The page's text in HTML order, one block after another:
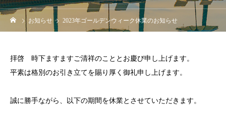
お知らせ 2023年ゴールデンウィーク休業のお知らせ
拝啓 時下ますますご清祥のこととお慶び申し上げます。
平素は格別のお引き立てを賜り厚く御礼申し上げます。
誠に勝手ながら、以下の期間を休業とさせていただきます。